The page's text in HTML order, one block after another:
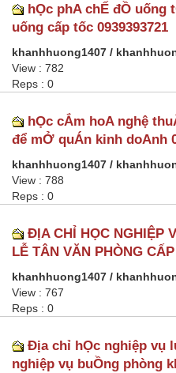
hỌc phA chẾ đỒ uống
uống cấp tốc 0939393721
khanhhuong1407 /
View : 782
Reps : 0
hỌc cẮm hoA nghệ
để mỞ quÁn kinh doAnh
khanhhuong1407 /
View : 788
Reps : 0
ĐỊA CHỈ HỌC NGHIỆP
LỄ TÂN VĂN PHÒNG
khanhhuong1407 /
View : 767
Reps : 0
Địa chỉ hỌc nghiệp vụ
nghiệp vụ buỒng phòng